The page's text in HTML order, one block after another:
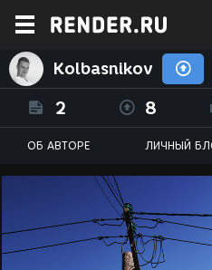
Kolbasnikov
2 8
ОБ АВТОРЕ ЛИЧНЫЙ